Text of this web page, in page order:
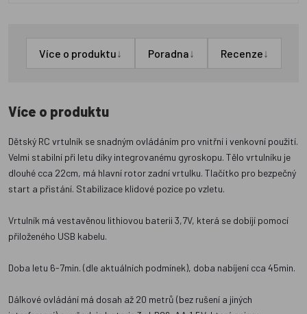
Více o produktu↓ Poradna↓ Recenze↓
Více o produktu
Dětský RC vrtulník se snadným ovládáním pro vnitřní i venkovní použití.
Velmi stabilní při letu díky integrovanému gyroskopu. Tělo vrtulníku je
dlouhé cca 22cm, má hlavní rotor zadní vrtulku. Tlačítko pro bezpečný
start a přistání. Stabilizace klidové pozice po vzletu.
Vrtulník má vestavěnou lithiovou baterii 3,7V, která se dobíjí pomocí
přiloženého USB kabelu.
Doba letu 6-7min. (dle aktuálních podmínek), doba nabíjení cca 45min.
Dálkové ovládání má dosah až 20 metrů (bez rušení a jiných